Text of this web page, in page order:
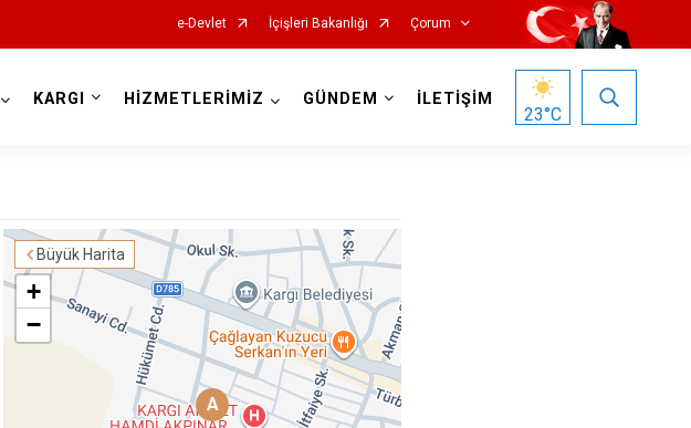
e-Devlet İçişleri Bakanlığı Çorum
Boğazkale
Mecitözü
Oğuzlar
Ortaköy
KARGI HİZMETLERİMİZ GÜNDEM İLETİŞİM
23°C
Büyük Harita
A
+
−